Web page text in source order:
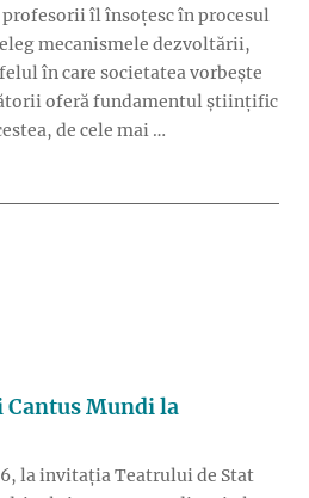
îl însoțesc în procesul
mecanismele dezvoltării,
în care societatea vorbește
oferă fundamentul științific
de cele mai …
Mundi la
la invitația Teatrului de Stat